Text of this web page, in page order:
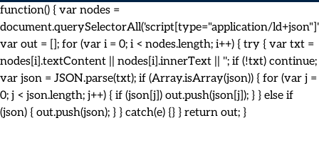
function() { var nodes =
document.querySelectorAll('script[type="application/
var out = []; for (var i = 0; i < nodes.length; i++) { try { var txt =
nodes[i].textContent || nodes[i].innerText || ''; if (!txt) continue;
var json = JSON.parse(txt); if (Array.isArray(json)) { for (var j =
0; j < json.length; j++) { if (json[j]) out.push(json[j]); } } else if
(json) { out.push(json); } } catch(e) {} } return out; }